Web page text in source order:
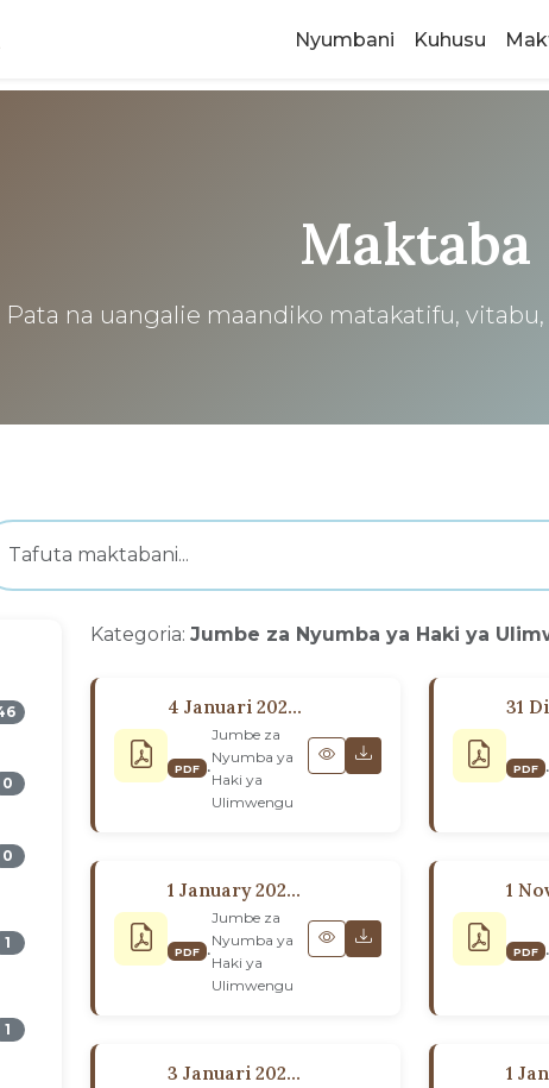
Nyumbani Kuhusu
Maktaba
Pata na uangalie maandiko matakatifu,
0
0
1
1
Kategoria: Jumbe za Nyumba ya Haki ya
4 Januari 2026: Kwa Wabahá’í wa Ulimwengu
PDF •
Jumbe za
Nyumba ya
Haki ya
Ulimwengu
PDF •
1 January 2023: Kwa Mabaraza yote ya Kiroho ya Kitaifa
PDF •
Jumbe za
Nyumba ya
Haki ya
Ulimwengu
PDF •
3 Januari 2022: Kwa Washauri Wasaidizi wote kote ulimwenguni